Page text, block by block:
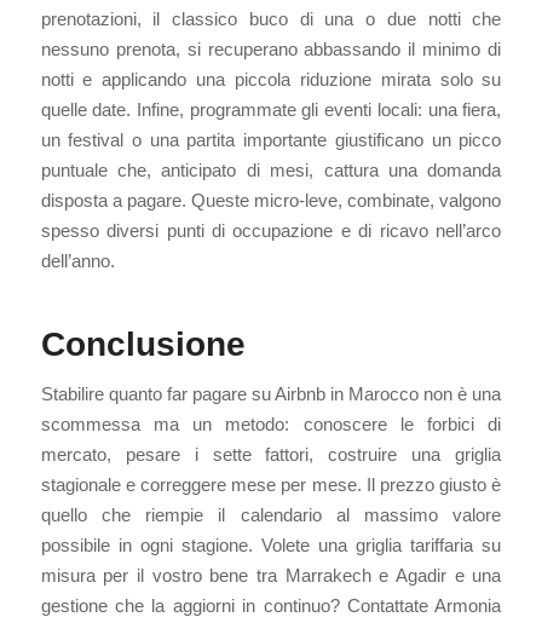
prenotazioni, il classico buco di una o due notti che
nessuno prenota, si recuperano abbassando il minimo di
notti e applicando una piccola riduzione mirata solo su
quelle date. Infine, programmate gli eventi locali: una fiera,
un festival o una partita importante giustificano un picco
puntuale che, anticipato di mesi, cattura una domanda
disposta a pagare. Queste micro-leve, combinate, valgono
spesso diversi punti di occupazione e di ricavo nell’arco
dell’anno.
Conclusione
Stabilire quanto far pagare su Airbnb in Marocco non è una
scommessa ma un metodo: conoscere le forbici di
mercato, pesare i sette fattori, costruire una griglia
stagionale e correggere mese per mese. Il prezzo giusto è
quello che riempie il calendario al massimo valore
possibile in ogni stagione. Volete una griglia tariffaria su
misura per il vostro bene tra Marrakech e Agadir e una
gestione che la aggiorni in continuo? Contattate Armonia